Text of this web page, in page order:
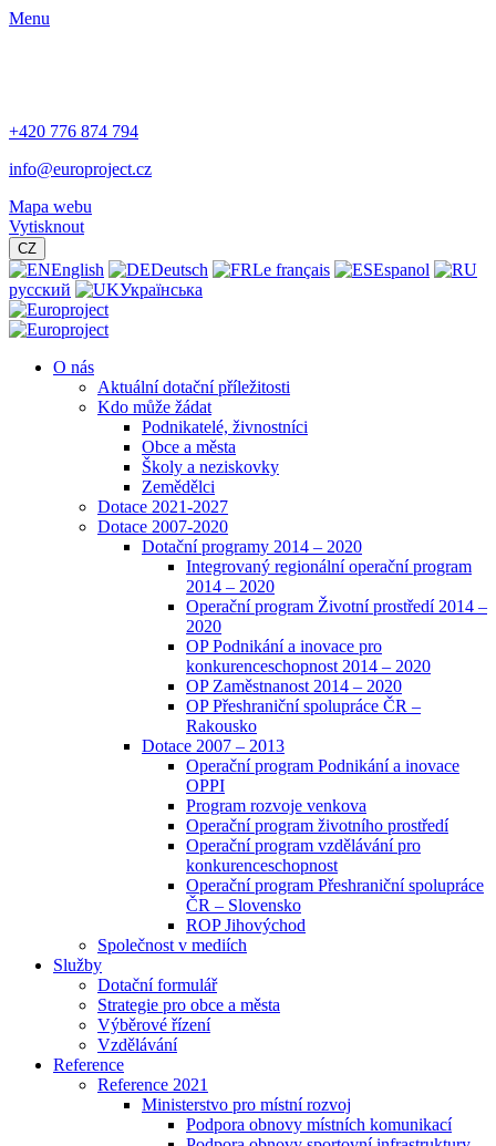
Menu
+420 776 874 794
info@europroject.cz
Mapa webu
Vytisknout
CZ
English Deutsch Le français
Espanol
русский
Українська
O nás
Aktuální dotační příležitosti
Kdo může žádat
Podnikatelé, živnostníci
Obce a města
Školy a neziskovky
Zemědělci
Dotace 2021-2027
Dotace 2007-2020
Dotační programy 2014 – 2020
Integrovaný regionální operační program
2014 – 2020
Operační program Životní prostředí 2014 –
2020
OP Podnikání a inovace pro
konkurenceschopnost 2014 – 2020
OP Zaměstnanost 2014 – 2020
OP Přeshraniční spolupráce ČR –
Rakousko
Dotace 2007 – 2013
Operační program Podnikání a inovace
OPPI
Program rozvoje venkova
Operační program životního prostředí
Operační program vzdělávání pro
konkurenceschopnost
Operační program Přeshraniční spolupráce
ČR – Slovensko
ROP Jihovýchod
Společnost v mediích
Služby
Dotační formulář
Strategie pro obce a města
Výběrové řízení
Vzdělávání
Reference
Reference 2021
Ministerstvo pro místní rozvoj
Podpora obnovy místních komunikací